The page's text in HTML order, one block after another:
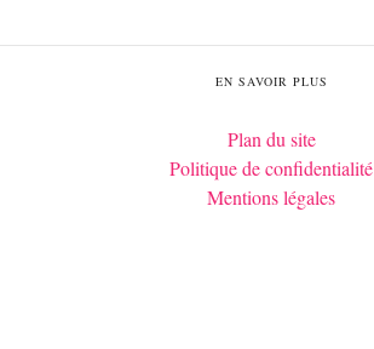
EN SAVOIR PLUS
Plan du site
Politique de confidentialité
Mentions légales